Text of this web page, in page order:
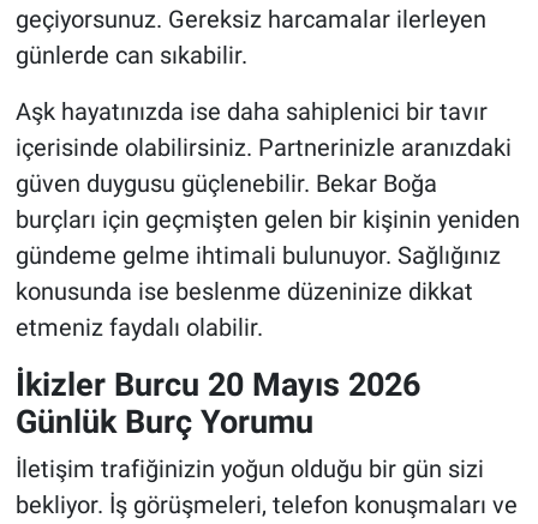
geçiyorsunuz. Gereksiz harcamalar ilerleyen
günlerde can sıkabilir.
Aşk hayatınızda ise daha sahiplenici bir tavır
içerisinde olabilirsiniz. Partnerinizle aranızdaki
güven duygusu güçlenebilir. Bekar Boğa
burçları için geçmişten gelen bir kişinin yeniden
gündeme gelme ihtimali bulunuyor. Sağlığınız
konusunda ise beslenme düzeninize dikkat
etmeniz faydalı olabilir.
İkizler Burcu 20 Mayıs 2026
Günlük Burç Yorumu
İletişim trafiğinizin yoğun olduğu bir gün sizi
bekliyor. İş görüşmeleri, telefon konuşmaları ve